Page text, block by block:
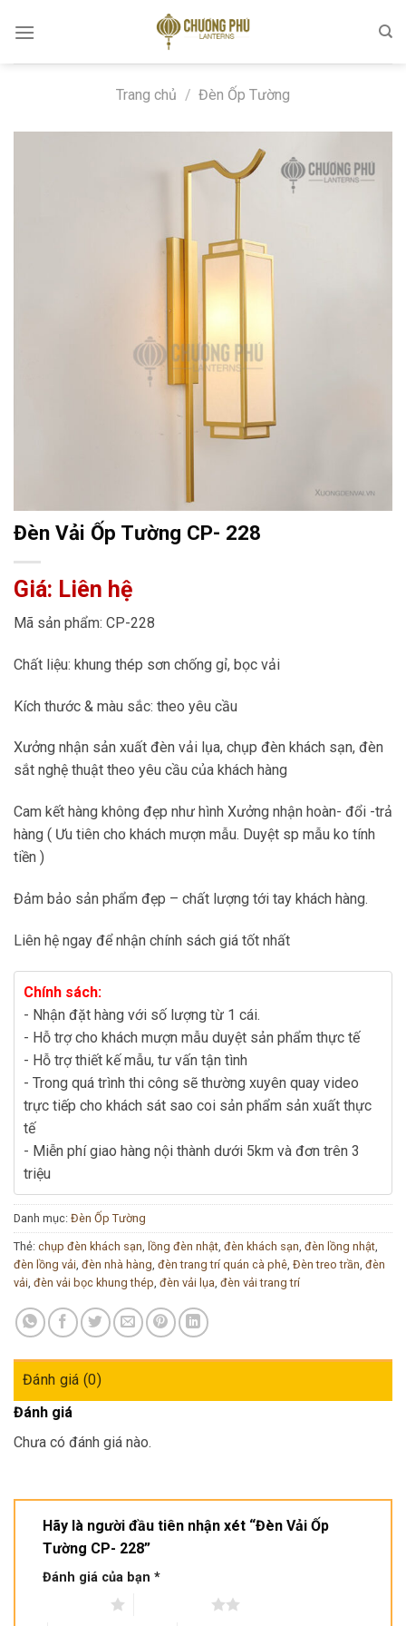
Trang chủ / Đèn Ốp Tường
Đèn Vải Ốp Tường CP- 228
Giá: Liên hệ
Mã sản phẩm: CP-228
Chất liệu: khung thép sơn chống gỉ, bọc vải
Kích thước & màu sắc: theo yêu cầu
Xưởng nhận sản xuất đèn vải lụa, chụp đèn khách sạn, đèn
sắt nghệ thuật theo yêu cầu của khách hàng
Cam kết hàng không đẹp như hình Xưởng nhận hoàn- đổi -trả
hàng ( Ưu tiên cho khách mượn mẫu. Duyệt sp mẫu ko tính
tiền )
Đảm bảo sản phẩm đẹp – chất lượng tới tay khách hàng.
Liên hệ ngay để nhận chính sách giá tốt nhất
Chính sách:
- Nhận đặt hàng với số lượng từ 1 cái.
- Hỗ trợ cho khách mượn mẫu duyệt sản phẩm thực tế
- Hỗ trợ thiết kế mẫu, tư vấn tận tình
- Trong quá trình thi công sẽ thường xuyên quay video
trực tiếp cho khách sát sao coi sản phẩm sản xuất thực
tế
- Miễn phí giao hàng nội thành dưới 5km và đơn trên 3
triệu
Danh mục: Đèn Ốp Tường
Thẻ: chụp đèn khách sạn lồng đèn nhật đèn khách sạn đèn lồng nhật
đèn lồng vải đèn nhà hàng đèn trang trí quán cà phê Đèn treo trần đèn
vải đèn vải bọc khung thép đèn vải lụa đèn vải trang trí
Đánh giá (0)
Đánh giá
Chưa có đánh giá nào.
Hãy là người đầu tiên nhận xét “Đèn Vải Ốp
Tường CP- 228”
Đánh giá của bạn *